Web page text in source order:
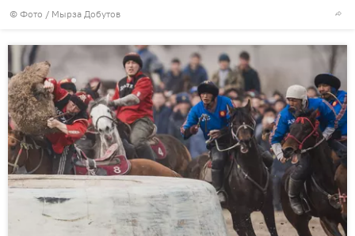
© Фото / Мырза Добутов